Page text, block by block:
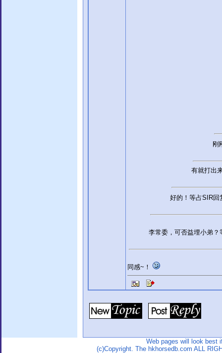
刚
有就打出
好的！等占SIR
李常委，可否益埋小弟
同感~！
Web pages will look best
(c)Copyright. The hkhorsedb.com ALL